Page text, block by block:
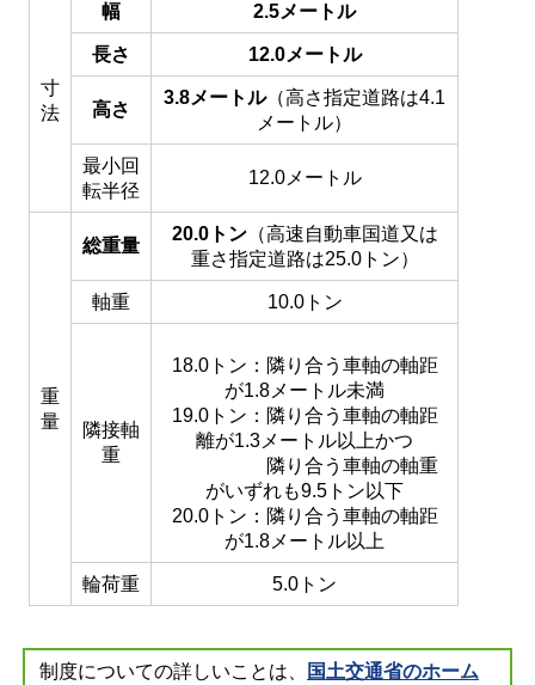
寸
法
幅 2.5メートル
長さ 12.0メートル
高さ
3.8メートル（高さ指定道路は4.1
メートル）
最小回
転半径
12.0メートル
重
量
総重量
20.0トン（高速自動車国道又は
重さ指定道路は25.0トン）
軸重 10.0トン
隣接軸
重
18.0トン：隣り合う車軸の軸距
が1.8メートル未満
19.0トン：隣り合う車軸の軸距
離が1.3メートル以上かつ
隣り合う車軸の軸重
がいずれも9.5トン以下
20.0トン：隣り合う車軸の軸距
が1.8メートル以上
輪荷重 5.0トン
制度についての詳しいことは、
国土交通省のホーム